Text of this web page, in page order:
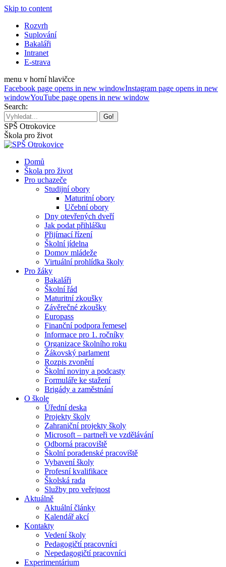
Skip to content
Rozvrh
Suplování
Bakaláři
Intranet
E-strava
menu v horní hlavičce
Facebook page opens in new windowInstagram page opens in new
windowYouTube page opens in new window
Search:
SPŠ Otrokovice
Škola pro život
Domů
Škola pro život
Pro uchazeče
Studijní obory
Maturitní obory
Učební obory
Dny otevřených dveří
Jak podat přihlášku
Přijímací řízení
Školní jídelna
Domov mládeže
Virtuální prohlídka školy
Pro žáky
Bakaláři
Školní řád
Maturitní zkoušky
Závěrečné zkoušky
Europass
Finanční podpora řemesel
Informace pro 1. ročníky
Organizace školního roku
Žákovský parlament
Rozpis zvonění
Školní noviny a podcasty
Formuláře ke stažení
Brigády a zaměstnání
O škole
Úřední deska
Projekty školy
Zahraniční projekty školy
Microsoft – partneři ve vzdělávání
Odborná pracoviště
Školní poradenské pracoviště
Vybavení školy
Profesní kvalifikace
Školská rada
Služby pro veřejnost
Aktuálně
Aktuální články
Kalendář akcí
Kontakty
Vedení školy
Pedagogičtí pracovníci
Nepedagogičtí pracovníci
Experimentárium